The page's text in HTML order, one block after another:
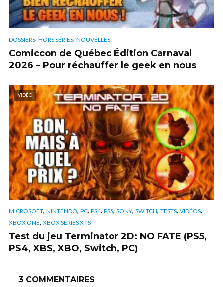
DOSSIERS, HORS SÉRIES, NOUVELLES
Comiccon de Québec Édition Carnaval
2026 – Pour réchauffer le geek en nous
VIDÉO
MICROSOFT, NINTENDO, PC, PS4, PS5, SONY, SWITCH, TESTS, VIDÉOS,
XBOX ONE, XBOX SERIES X | S
Test du jeu Terminator 2D: NO FATE (PS5,
PS4, XBS, XBO, Switch, PC)
3 COMMENTAIRES